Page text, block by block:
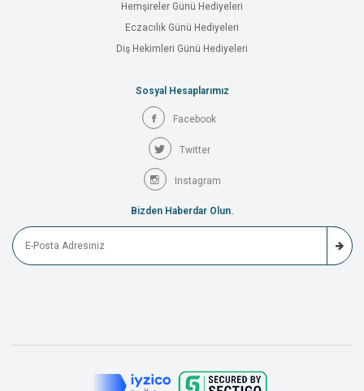
Hemşireler Günü Hediyeleri
Eczacılık Günü Hediyeleri
Diş Hekimleri Günü Hediyeleri
Sosyal Hesaplarımız
Facebook
Twitter
Instagram
Bizden Haberdar Olun.